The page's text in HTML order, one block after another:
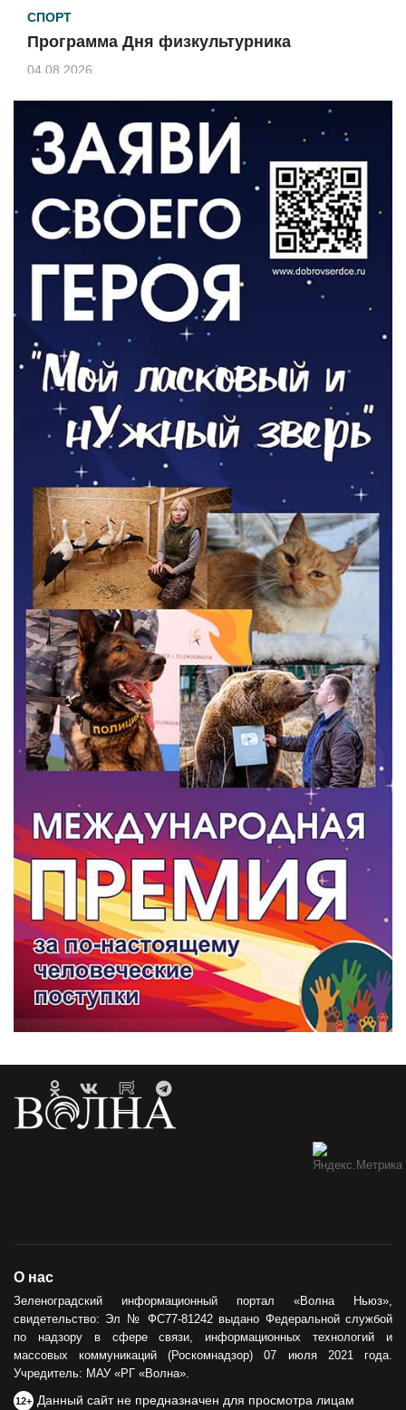
СПОРТ
Программа Дня физкультурника
04.08.2026
ЗЕМЛЯКИ
«Мы радовались, так как видели
результат своего труда»
О ЧЕМ ПИСАЛА ГАЗЕТА
По страницам архивных газет
03.08.2026
О нас
Зеленоградский информационный портал «Волна Ньюз»,
свидетельство: Эл № ФС77-81242 выдано Федеральной службой
по надзору в сфере связи, информационных технологий и
массовых коммуникаций (Роскомнадзор) 07 июля 2021 года.
Учредитель: МАУ «РГ «Волна».
12+ Данный сайт не предназначен для просмотра лицам